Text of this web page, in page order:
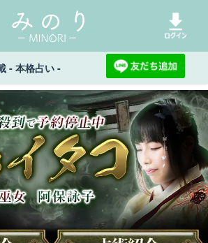
- 本格占い -